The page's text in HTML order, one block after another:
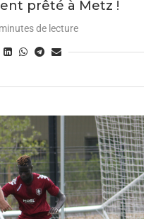
prêté à Metz !
de lecture